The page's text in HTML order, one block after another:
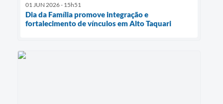
01 JUN 2026 - 15h51
Dia da Família promove integração e
fortalecimento de vínculos em Alto Taquari